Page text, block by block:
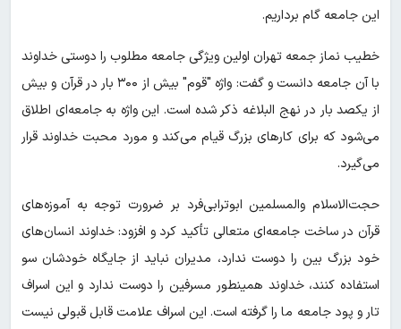
این جامعه گام برداریم.
خطیب نماز جمعه تهران اولین ویژگی جامعه مطلوب را دوستی خداوند
با آن جامعه دانست و گفت: واژه "قوم" بیش از ۳۰۰ بار در قرآن و بیش
از یکصد بار در نهج البلاغه ذکر شده است. این واژه به جامعه‌ای اطلاق
می‌شود که برای کار‌های بزرگ قیام می‌کند و مورد محبت خداوند قرار
می‌گیرد.
حجت‌الاسلام والمسلمین ابوترابی‌فرد بر ضرورت توجه به آموزه‌های
قرآن در ساخت جامعه‌ای متعالی تأکید کرد و افزود: خداوند انسان‌های
خود بزرگ بین را دوست ندارد، مدیران نباید از جایگاه خودشان سو
استفاده کنند، خداوند همینطور مسرفین را دوست ندارد و این اسراف
تار و پود جامعه ما را گرفته است. این اسراف علامت قابل قبولی نیست